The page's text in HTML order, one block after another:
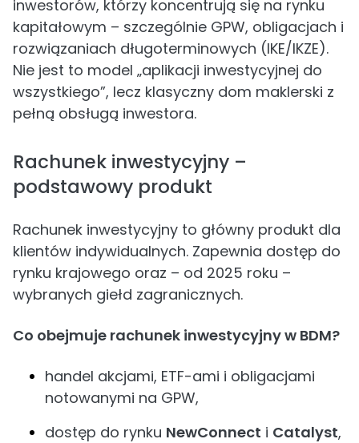
inwestorów, którzy koncentrują się na rynku
kapitałowym – szczególnie GPW, obligacjach i
rozwiązaniach długoterminowych (IKE/IKZE).
Nie jest to model „aplikacji inwestycyjnej do
wszystkiego”, lecz klasyczny dom maklerski z
pełną obsługą inwestora.
Rachunek inwestycyjny –
podstawowy produkt
Rachunek inwestycyjny to główny produkt dla
klientów indywidualnych. Zapewnia dostęp do
rynku krajowego oraz – od 2025 roku –
wybranych giełd zagranicznych.
Co obejmuje rachunek inwestycyjny w BDM?
handel akcjami, ETF-ami i obligacjami
notowanymi na GPW,
dostęp do rynku NewConnect i Catalyst,